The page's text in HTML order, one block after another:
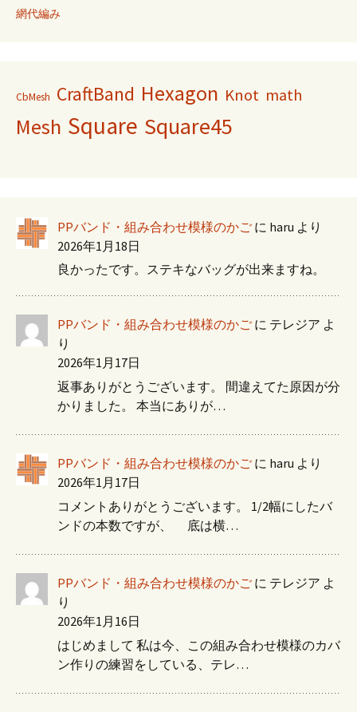
網代編み
CbMesh CraftBand Hexagon Knot math
Mesh Square Square45
PPバンド・組み合わせ模様のかご に haru より
2026年1月18日
良かったです。ステキなバッグが出来ますね。
PPバンド・組み合わせ模様のかご に テレジア よ
り
2026年1月17日
返事ありがとうございます。 間違えてた原因が分
かりました。 本当にありが…
PPバンド・組み合わせ模様のかご に haru より
2026年1月17日
コメントありがとうございます。 1/2幅にしたバ
ンドの本数ですが、 底は横…
PPバンド・組み合わせ模様のかご に テレジア よ
り
2026年1月16日
はじめまして 私は今、この組み合わせ模様のカバ
ン作りの練習をしている、テレ…